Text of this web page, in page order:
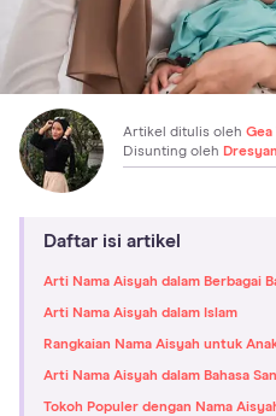
Artikel ditulis oleh Gea
Disunting oleh
Daftar isi artikel
Arti Nama Aisyah dalam Berbagai
Arti Nama Aisyah dalam Islam
Rangkaian Nama Aisyah untuk
Arti Nama Aisyah dalam Bahasa
Tokoh Populer dengan Nama